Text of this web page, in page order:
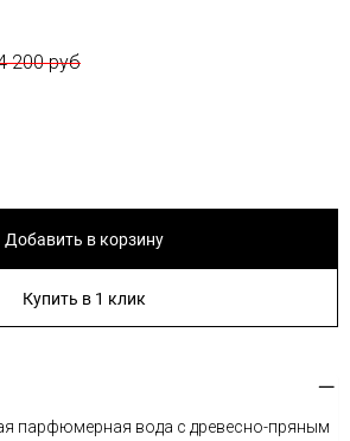
200 руб
Добавить в корзину
Купить в 1 клик
парфюмерная вода с древесно-пряным